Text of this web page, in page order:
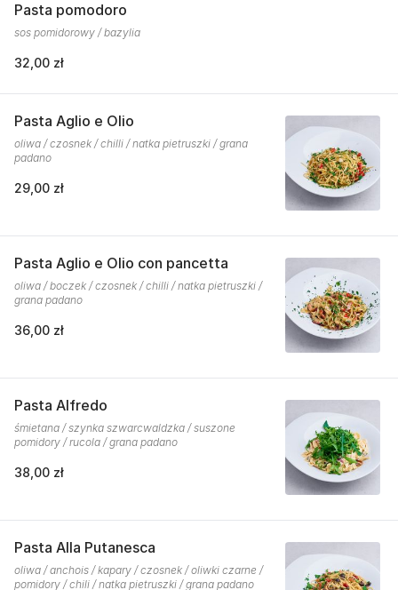
Pasta pomodoro
sos pomidorowy / bazylia
32,00 zł
Pasta Aglio e Olio
oliwa / czosnek / chilli / natka pietruszki / grana
padano
29,00 zł
Pasta Aglio e Olio con pancetta
oliwa / boczek / czosnek / chilli / natka pietruszki /
grana padano
36,00 zł
Pasta Alfredo
śmietana / szynka szwarcwaldzka / suszone
pomidory / rucola / grana padano
38,00 zł
Pasta Alla Putanesca
oliwa / anchois / kapary / czosnek / oliwki czarne /
pomidory / chili / natka pietruszki / grana padano